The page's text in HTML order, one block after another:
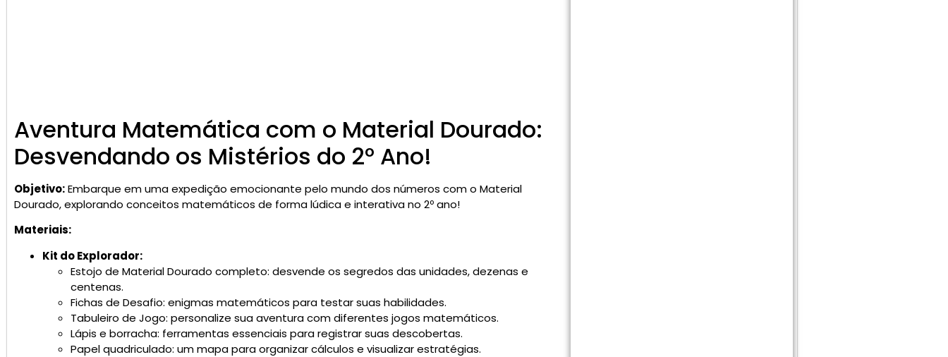
Aventura Matemática com o Material Dourado:
Desvendando os Mistérios do 2º Ano!
Objetivo:Embarque em uma expedição emocionante pelo mundo dos números com o Material
Dourado, explorando conceitos matemáticos de forma lúdica e interativa no 2º ano!
Materiais:
Kit do Explorador:
Estojo de Material Dourado completo: desvende os segredos das unidades, dezenas e
centenas.
Fichas de Desafio: enigmas matemáticos para testar suas habilidades.
Tabuleiro de Jogo: personalize sua aventura com diferentes jogos matemáticos.
Lápis e borracha: ferramentas essenciais para registrar suas descobertas.
Papel quadriculado: um mapa para organizar cálculos e visualizar estratégias.